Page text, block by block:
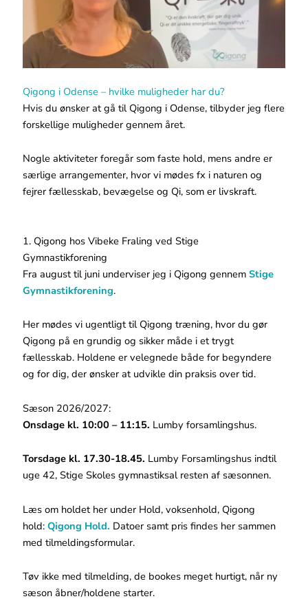
Qigong i Odense – hvilke muligheder har du?
Hvis du ønsker at gå til Qigong i Odense, tilbyder jeg flere
forskellige muligheder gennem året.
Nogle aktiviteter foregår som faste hold, mens andre er
særlige arrangementer, hvor vi mødes fx i naturen og
fejrer fællesskab, bevægelse og Qi, som er livskraft.
1. Qigong hos Vibeke Fraling ved Stige
Gymnastikforening
Fra august til juni underviser jeg i Qigong gennem Stige
Gymnastikforening.
Her mødes vi ugentligt til Qigong træning, hvor du gør
Qigong på en grundig og sikker måde i et trygt
fællesskab. Holdene er velegnede både for begyndere
og for dig, der ønsker at udvikle din praksis over tid.
Sæson 2026/2027:
Onsdage kl. 10:00 – 11:15. Lumby forsamlingshus.
Torsdage kl. 17.30-18.45. Lumby Forsamlingshus indtil
uge 42, Stige Skoles gymnastiksal resten af sæsonnen.
Læs om holdet her under Hold, voksenhold, Qigong
hold: Qigong Hold. Datoer samt pris findes her sammen
med tilmeldingsformular.
Tøv ikke med tilmelding, de bookes meget hurtigt, når ny
sæson åbner/holdene starter.